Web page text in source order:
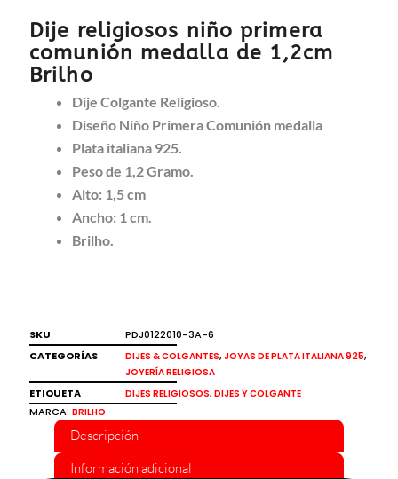
Dije religiosos niño primera
comunión medalla de 1,2cm
Brilho
Dije Colgante Religioso.
Diseño Niño Primera Comunión medalla
Plata italiana 925.
Peso de 1,2 Gramo.
Alto: 1,5 cm
Ancho: 1 cm.
Brilho.
SKU
PDJ0122010-3A-6
CATEGORÍAS
DIJES & COLGANTES, JOYAS DE PLATA ITALIANA 925,
JOYERÍA RELIGIOSA
ETIQUETA DIJES RELIGIOSOS, DIJES Y COLGANTE
MARCA: BRILHO
Descripción
Información adicional